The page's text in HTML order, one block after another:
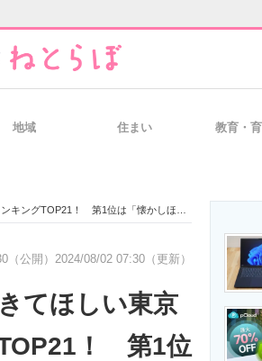
経営リーダーのコミュニ
製造業のIT導入・活用
地域 住まい 教育・
しほろ苦プリン（DEPOT）」【8月2日はおやつの日】
（公開） 2024/08/02 07:30（更新）
てほしい東京
！ 第1位